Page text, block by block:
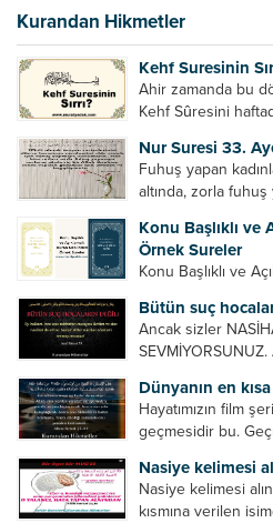
elçilik yaptığı
elçi kelimesinin
Kurandan Hikmetler
Kehf Suresinin
Ahir zamanda bu
Kehf Sûresini
din algısı, yanlış
vb. Dini doğru...
Nur Suresi 33.
Fuhuş yapan
altında, zorla
cariyelerinizi dünya
etmek için fuhuş
Konu Başlıklı ve
Örnek Sureler
Konu Başlıklı ve
Bütün suç
Ancak sizler
geliştirmeleri
tenkitlerde
olması gereken
Dünyanın en
Hayatımızın film
geçmesidir bu.
âyetlere baksın.
verilebilecek en
Nasiye kelimesi
Nasiye kelimesi
kısmına verilen